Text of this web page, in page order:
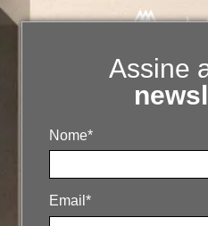
Assine
Nome*
Email*